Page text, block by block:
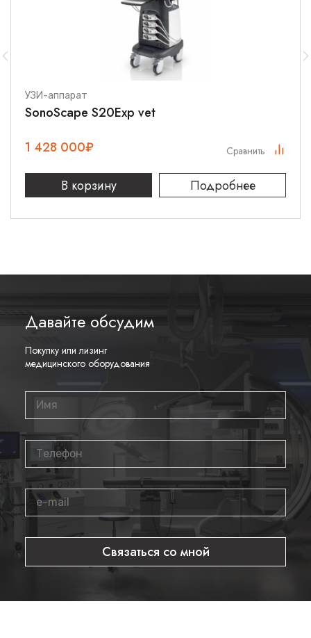
Рабочая длина: 1680 мм
Глубина резкости: 5-100 мм
Минимальная дистанция наблюдения: 5 мм
Система промывки: двойной канал (вода/воздух)
Совместимость: стандартные видео processors
Скрининг колоректального рака
Pentax
несколько передовых технологий, включая систему
цифровой обработки изображения i-SCAN и уникальную
баллонную технологию G-EYE. Эти особенности позволяют
по сравнению с традиционными колоноскопами, что
значительно повышает диагностическую ценность
исследования.
Дополнительные функции
Три режима i-SCAN (контрастность, поверхность, тонус)
Автоматическая регулировка яркости
Эргономичная рукоятка с удобным управлением
Устойчивость к многократной стерилизации
УЗИ-аппарат
SonoScape S20Exp vet
1 428 000₽
В корзину Подробнее
Сравнить
Давайте обсудим
Покупку или лизинг
медицинского оборудования
Связаться со мной